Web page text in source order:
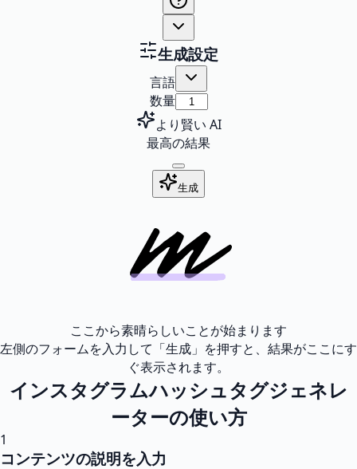
生成設定
言語
数量
より賢い AI
最高の結果
生成
ここから素晴らしいことが始まります
左側のフォームを入力して「生成」を押すと、結果がここにす
ぐ表示されます。
インスタグラムハッシュタグジェネレ
ーターの使い方
1
コンテンツの説明を入力